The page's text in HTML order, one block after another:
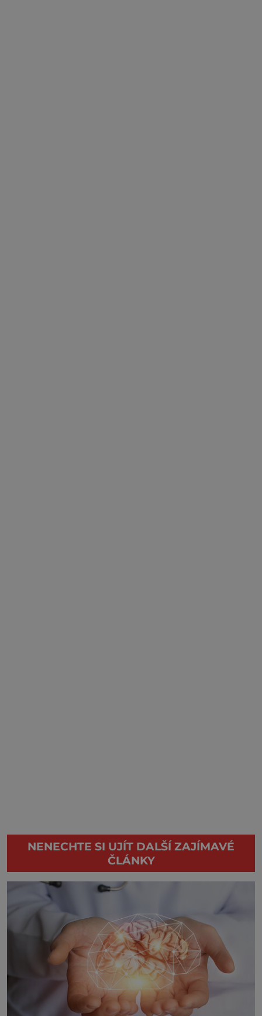
NENECHTE SI UJÍT DALŠÍ ZAJÍMAVÉ
ČLÁNKY